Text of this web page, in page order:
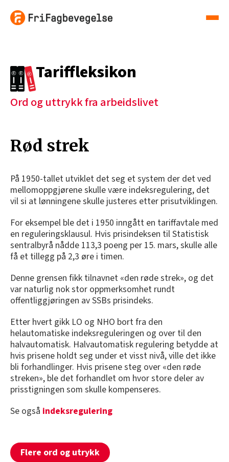
Tariffleksikon
Ord og uttrykk fra arbeidslivet
Rød strek
På 1950-tallet utviklet det seg et system der det ved
mellomoppgjørene skulle være indeksregulering, det
vil si at lønningene skulle justeres etter prisutviklingen.
For eksempel ble det i 1950 inngått en tariffavtale med
en reguleringsklausul. Hvis prisindeksen til Statistisk
sentralbyrå nådde 113,3 poeng per 15. mars, skulle alle
få et tillegg på 2,3 øre i timen.
Denne grensen fikk tilnavnet «den røde strek», og det
var naturlig nok stor oppmerksomhet rundt
offentliggjøringen av SSBs prisindeks.
Etter hvert gikk LO og NHO bort fra den
helautomatiske indeksreguleringen og over til den
halvautomatisk. Halvautomatisk regulering betydde at
hvis prisene holdt seg under et visst nivå, ville det ikke
bli forhandlinger. Hvis prisene steg over «den røde
streken», ble det forhandlet om hvor store deler av
prisstigningen som skulle kompenseres.
Se også indeksregulering
Flere ord og utrykk